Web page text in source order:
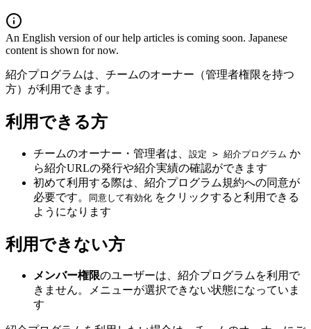
An English version of our help articles is coming soon. Japanese
content is shown for now.
紹介プログラムは、チームのオーナー（管理者権限を持つ
方）が利用できます。
利用できる方
チームのオーナー・管理者は、 設定 > 紹介プログラム か
ら紹介URLの発行や紹介実績の確認ができます
初めて利用する際は、紹介プログラム規約への同意が
必要です。
同意して有効化 をクリックすると利用できる
ようになります
利用できない方
メンバー権限のユーザーは、紹介プログラムを利用で
きません。メニューが選択できない状態になっていま
す